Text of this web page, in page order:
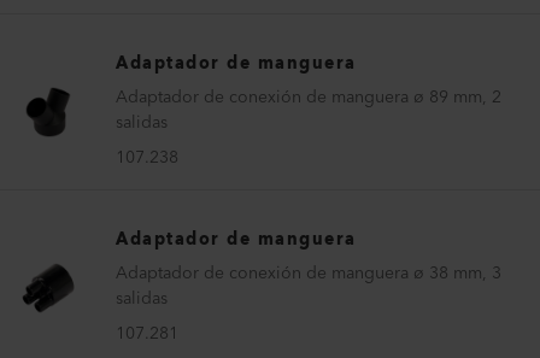
Adaptador de manguera
Adaptador de conexión de manguera ø 89 mm, 2
salidas
107.238
Adaptador de manguera
Adaptador de conexión de manguera ø 38 mm, 3
salidas
107.281